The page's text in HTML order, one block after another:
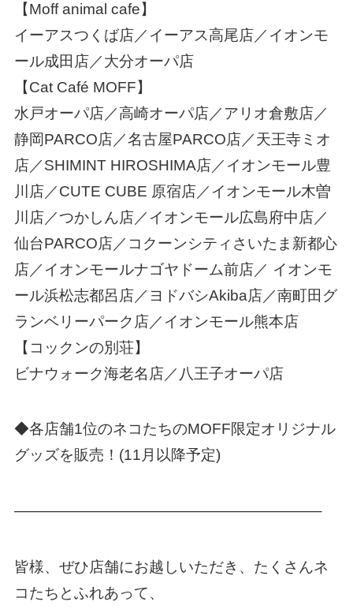
【Moff animal cafe】
イーアスつくば店／イーアス高尾店／イオンモ
ール成田店／大分オーパ店
【Cat Café MOFF】
水戸オーパ店／高崎オーパ店／アリオ倉敷店／
静岡PARCO店／名古屋PARCO店／天王寺ミオ
店／SHIMINT HIROSHIMA店／イオンモール豊
川店／CUTE CUBE 原宿店／イオンモール木曽
川店／つかしん店／イオンモール広島府中店／
仙台PARCO店／コクーンシティさいたま新都心
店／イオンモールナゴヤドーム前店／ イオンモ
ール浜松志都呂店／ヨドバシAkiba店／南町田グ
ランベリーパーク店／イオンモール熊本店
【コックンの別荘】
ビナウォーク海老名店／八王子オーパ店
◆各店舗1位のネコたちのMOFF限定オリジナル
グッズを販売！(11月以降予定)
————————————————————–
皆様、ぜひ店舗にお越しいただき、たくさんネ
コたちとふれあって、